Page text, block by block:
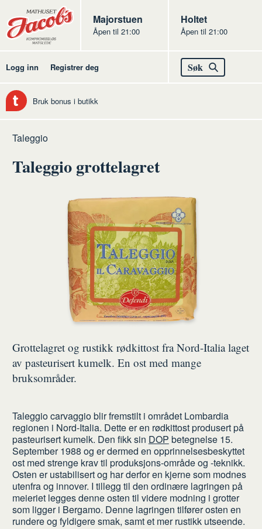
Butikker
Jacobs
Majorstuen
Åpen til 21:00
Jacobs
Holtet
Åpen til 21:00
Logg inn Registrer deg Søk
Bruk bonus i butikk
Hjem
Ost
Råvarer
Kittmodningsost
Taleggio
Taleggio grottelagret
Grottelagret og rustikk rødkittost fra Nord-Italia laget
av pasteurisert kumelk. En ost med mange
bruksområder.
Taleggio carvaggio blir fremstilt i området Lombardia
regionen i Nord-Italia. Dette er en rødkittost produsert på
pasteurisert kumelk. Den fikk sin DOP betegnelse 15.
September 1988 og er dermed en opprinnelsesbeskyttet
ost med strenge krav til produksjons-område og -teknikk.
Osten er ustabilisert og har derfor en kjerne som modnes
utenfra og innover. I tillegg til den ordinære lagringen på
meieriet legges denne osten til videre modning i grotter
som ligger i Bergamo. Denne lagringen tilfører osten en
rundere og fyldigere smak, samt et mer rustikk utseende.